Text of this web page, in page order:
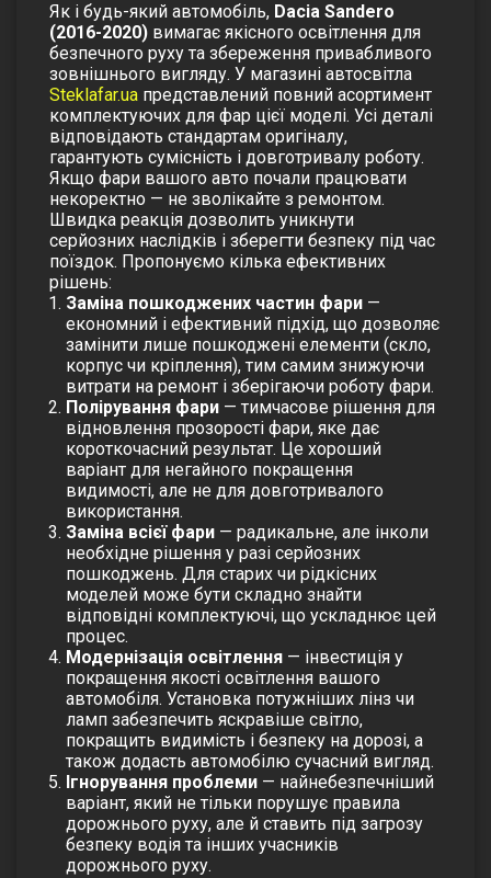
Як і будь-який автомобіль, Dacia Sandero
(2016-2020) вимагає якісного освітлення для
безпечного руху та збереження привабливого
зовнішнього вигляду. У магазині автосвітла
Steklafar.ua представлений повний асортимент
комплектуючих для фар цієї моделі. Усі деталі
відповідають стандартам оригіналу,
гарантують сумісність і довготривалу роботу.
Якщо фари вашого авто почали працювати
некоректно — не зволікайте з ремонтом.
Швидка реакція дозволить уникнути
серйозних наслідків і зберегти безпеку під час
поїздок. Пропонуємо кілька ефективних
рішень:
Заміна пошкоджених частин фари —
економний і ефективний підхід, що дозволяє
замінити лише пошкоджені елементи (скло,
корпус чи кріплення), тим самим знижуючи
витрати на ремонт і зберігаючи роботу фари.
Полірування фари — тимчасове рішення для
відновлення прозорості фари, яке дає
короткочасний результат. Це хороший
варіант для негайного покращення
видимості, але не для довготривалого
використання.
Заміна всієї фари — радикальне, але інколи
необхідне рішення у разі серйозних
пошкоджень. Для старих чи рідкісних
моделей може бути складно знайти
відповідні комплектуючі, що ускладнює цей
процес.
Модернізація освітлення — інвестиція у
покращення якості освітлення вашого
автомобіля. Установка потужніших лінз чи
ламп забезпечить яскравіше світло,
покращить видимість і безпеку на дорозі, а
також додасть автомобілю сучасний вигляд.
Ігнорування проблеми — найнебезпечніший
варіант, який не тільки порушує правила
дорожнього руху, але й ставить під загрозу
безпеку водія та інших учасників
дорожнього руху.